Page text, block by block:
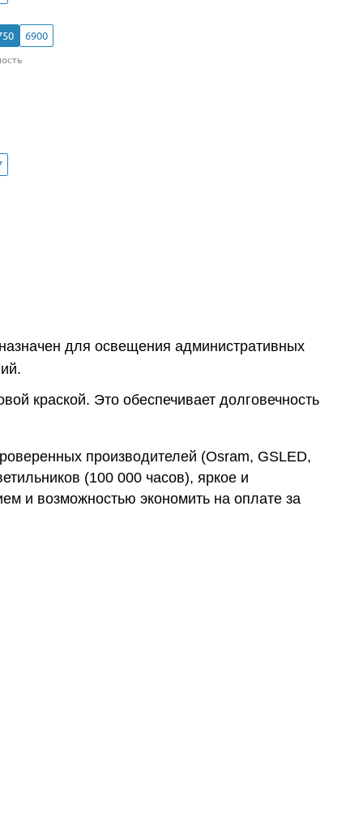
6900
для освещения административных
краской. Это обеспечивает долговечность
производителей (Osram, GSLED,
(100 000 часов), яркое и
и возможностью экономить на оплате за